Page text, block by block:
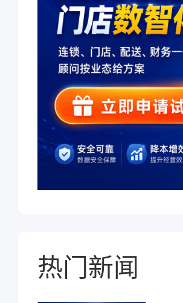
热门新闻